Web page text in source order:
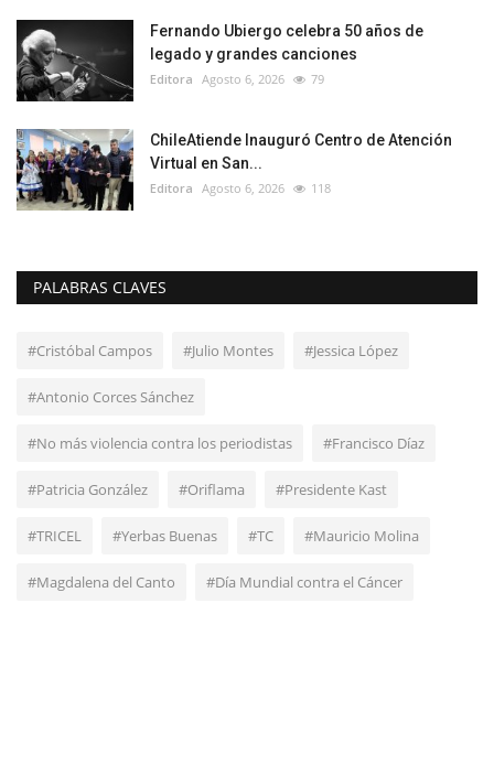
Fernando Ubiergo celebra 50 años de
legado y grandes canciones
Editora Agosto 6, 2026 79
ChileAtiende Inauguró Centro de Atención
Virtual en San...
Editora Agosto 6, 2026 118
PALABRAS CLAVES
#Cristóbal Campos #Julio Montes #Jessica López
#Antonio Corces Sánchez
#No más violencia contra los periodistas #Francisco Díaz
#Patricia González #Oriflama #Presidente Kast
#TRICEL #Yerbas Buenas #TC #Mauricio Molina
#Magdalena del Canto #Día Mundial contra el Cáncer